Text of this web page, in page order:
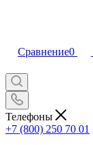
Сравнение0
Телефоны
+7 (800) 250 70 01